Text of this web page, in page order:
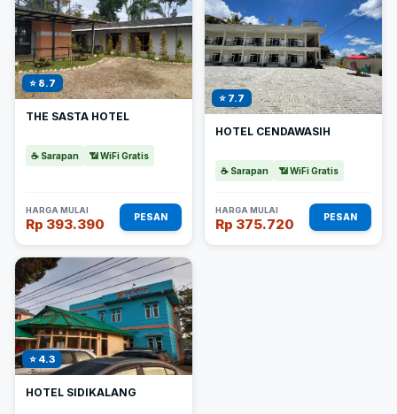
⭐ 8.7
THE SASTA HOTEL
☕ Sarapan 📶 WiFi Gratis
HARGA MULAI
Rp 393.390 PESAN
⭐ 7.7
HOTEL CENDAWASIH
☕ Sarapan 📶 WiFi Gratis
HARGA MULAI
Rp 375.720 PESAN
⭐ 4.3
HOTEL SIDIKALANG